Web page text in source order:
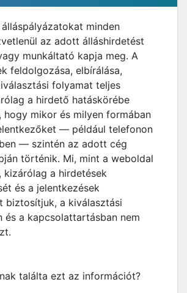
minden
az adott álláshirdetést
munkáltató kapja meg. A
feldolgozása, elbírálása,
folyamat teljes
a hirdető hatáskörébe
mikor és milyen formában
— például telefonon
— szintén az adott cég
történik. Mi, mint a weboldal
kizárólag a hirdetések
és a jelentkezések
biztosítjuk, a kiválasztási
és a kapcsolattartásban nem
találta ezt az információt?